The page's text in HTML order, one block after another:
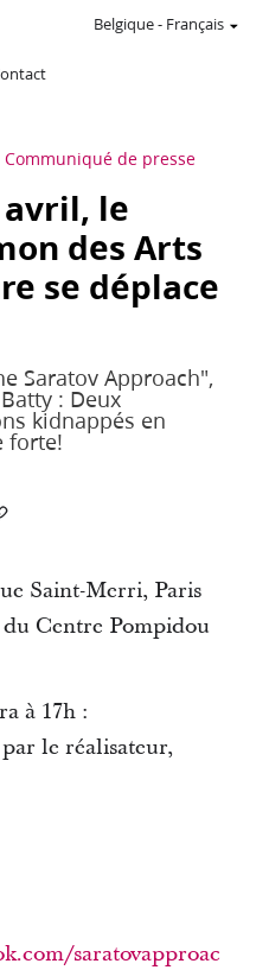
Belgique- Français
Communiqué de presse
avril, le
des Arts
se déplace
Saratov Approach",
: Deux
kidnappés en
forte!
Saint-Merri, Paris
Centre Pompidou
à 17h :
le réalisateur,
saratovapproac